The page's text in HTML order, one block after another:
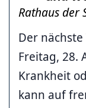
Rathaus der
Der
Freitag, 28.
Krankheit
kann auf